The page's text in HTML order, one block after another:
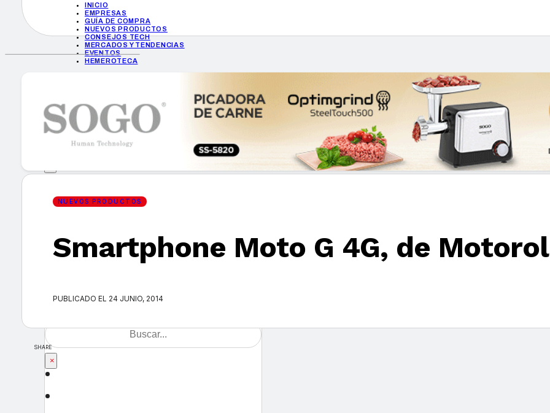
INICIO
EMPRESAS
GUÍA DE COMPRA
NUEVOS PRODUCTOS
CONSEJOS TECH
MERCADOS Y TENDENCIAS
EVENTOS
HEMEROTECA
GUÍA DE COMPRA
NUEVOS PRODUCTOS
CONSEJOS TECH
MERCADOS Y TENDENCIAS
HEMEROTECA
Encuentra tu noticia
×
NUEVOS PRODUCTOS
Smartphone Moto G 4G, de
PUBLICADO EL 24 JUNIO, 2014
SHARE